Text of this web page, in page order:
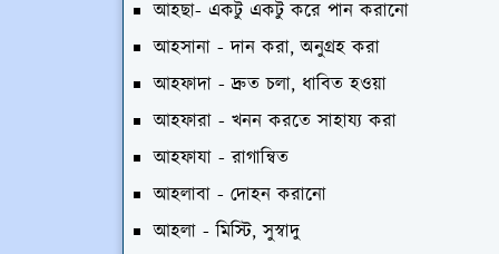
আহছা- একটু একটু করে পান করানো
আহসানা - দান করা, অনুগ্রহ করা
আহফাদা - দ্রুত চলা, ধাবিত হওয়া
আহফারা - খনন করতে সাহায্য করা
আহফাযা - রাগান্বিত
আহলাবা - দোহন করানো
আহলা - মিস্টি, সুস্বাদু